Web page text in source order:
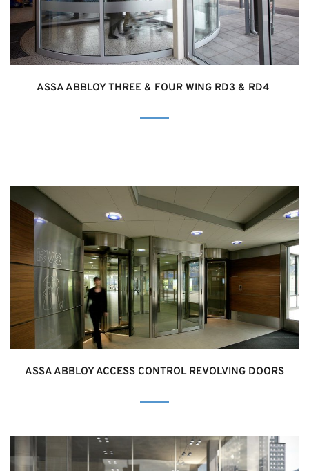
ASSA ABBLOY THREE & FOUR WING RD3 & RD4
ASSA ABBLOY ACCESS CONTROL REVOLVING DOORS